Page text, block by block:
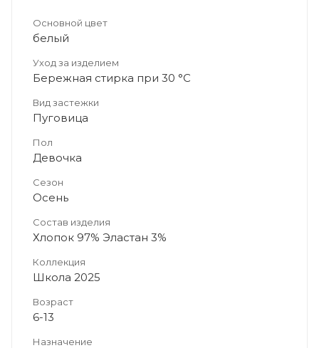
Основной цвет
белый
Уход за изделием
Бережная стирка при 30 °C
Вид застежки
Пуговица
Пол
Девочка
Сезон
Осень
Состав изделия
Хлопок 97% Эластан 3%
Коллекция
Школа 2025
Возраст
6-13
Назначение